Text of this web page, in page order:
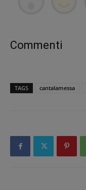
Commenti
TAGS cantalamessa